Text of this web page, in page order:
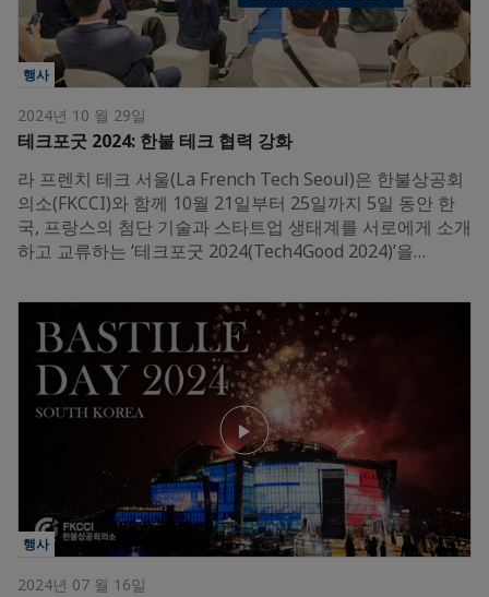
행사
2024년 10 월 29일
테크포굿 2024: 한불 테크 협력 강화
라 프렌치 테크 서울(La French Tech Seoul)은 한불상공회
의소(FKCCI)와 함께 10월 21일부터 25일까지 5일 동안 한
국, 프랑스의 첨단 기술과 스타트업 생태계를 서로에게 소개
하고 교류하는 ‘테크포굿 2024(Tech4Good 2024)’을…
행사
2024년 07 월 16일